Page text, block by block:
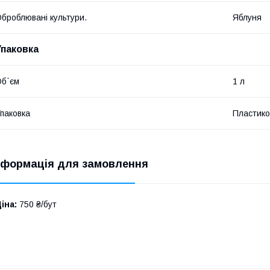
культури. Яблуня
1 л
для замовлення
750 ₴/бут